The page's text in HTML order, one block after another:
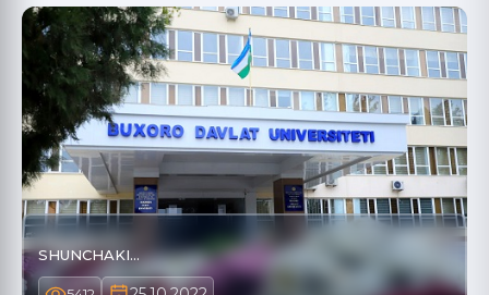
SHUNCHAKI...